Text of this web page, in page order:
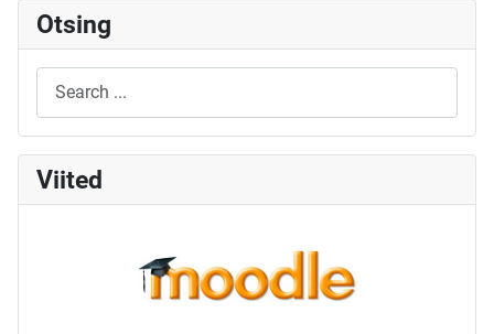
Otsing
Viited